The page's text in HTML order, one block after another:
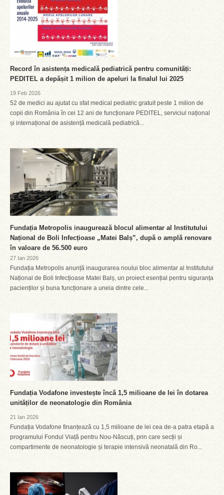
Record în asistența medicală pediatrică pentru comunități:
PEDITEL a depășit 1 milion de apeluri la finalul lui 2025
19 Feb 2026
52 de medici au ajutat cu sfat medical pediatric gratuit peste 1 milion de
copii din România în cei 12 ani de funcționare PEDITEL, serviciul național
și internațional de asistență medicală pediatrică...
Fundația Metropolis inaugurează blocul alimentar al Institutului
Național de Boli Infecțioase „Matei Balș”, după o amplă renovare
în valoare de 56.500 euro
27 Ian 2026
Fundația Metropolis anunță inaugurarea noului bloc alimentar al Institutului
Național de Boli Infecțioase Matei Balș, un proiect esențial pentru siguranța
pacienților și buna funcționare a uneia dintre cele...
Fundația Vodafone investește încă 1,5 milioane de lei în dotarea
unităților de neonatologie din România
21 Ian 2026
Fundația Vodafone finanțează cu 1,5 milioane de lei cea de-a patra etapă a
programului Fondul Viață pentru Nou-Născuți, prin care secții și
compartimente de neonatologie și terapie intensivă neonatală din Ro...